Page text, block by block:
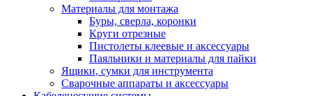
Материалы для монтажа
Буры, сверла, коронки
Круги отрезные
Пистолеты клеевые и аксессуары
Паяльники и материалы для пайки
Ящики, сумки для инструмента
Сварочные аппараты и аксессуары